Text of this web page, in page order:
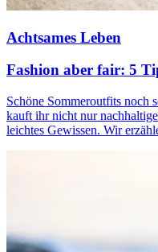
Achtsames Leben
Fashion aber fair: 5
Schöne Sommeroutfits noch
kauft ihr nicht nur
leichtes Gewissen. Wir